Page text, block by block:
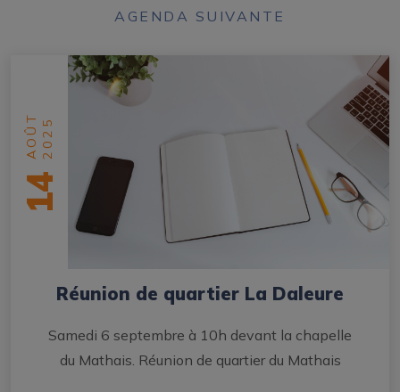
AGENDA SUIVANTE
14
AOÛT2025
Réunion de quartier La Daleure
Samedi 6 septembre à 10h devant la chapelle
du Mathais. Réunion de quartier du Mathais